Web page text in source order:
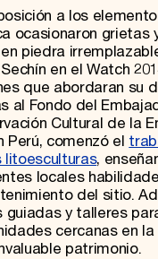
a los
ocasionaron grietas
piedra
en el Watch
que abordaran su
al Fondo del
Cultural de la
Perú, comenzó el
litoesculturas,
locales
del sitio.
guiadas y talleres
cercanas en
patrimonio.